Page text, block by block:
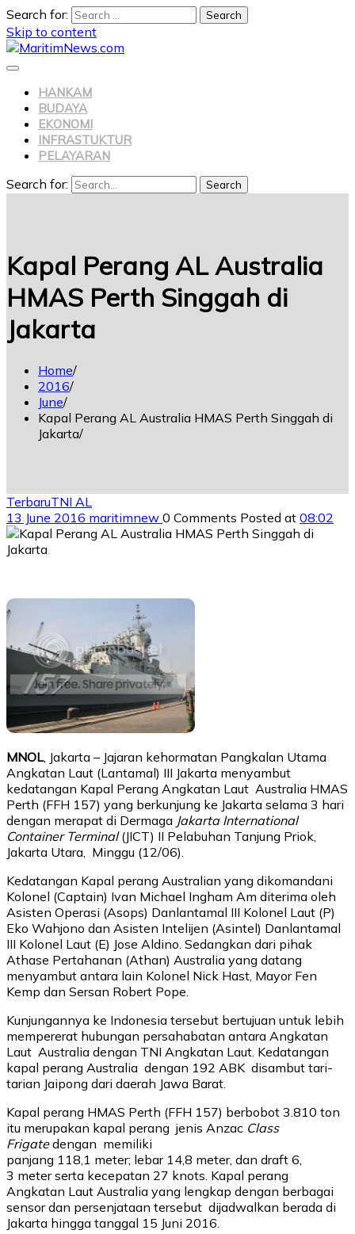
Search for:
Skip to content
HANKAM
BUDAYA
EKONOMI
INFRASTUKTUR
PELAYARAN
Search for: Search
Kapal Perang AL Australia
HMAS Perth Singgah di
Jakarta
Home
2016
June
Kapal Perang AL Australia HMAS Perth Singgah di
Jakarta
TerbaruTNI AL
13 June 2016 maritimnew 0 Comments Posted at 08:02
MNOL, Jakarta – Jajaran kehormatan Pangkalan Utama
Angkatan Laut (Lantamal) III Jakarta menyambut
kedatangan Kapal Perang Angkatan Laut Australia HMAS
Perth (FFH 157) yang berkunjung ke Jakarta selama 3 hari
dengan merapat di Dermaga Jakarta International
Container Terminal(JICT) II Pelabuhan Tanjung Priok,
Jakarta Utara, Minggu (12/06).
Kedatangan Kapal perang Australian yang dikomandani
Kolonel (Captain) Ivan Michael Ingham Am diterima oleh
Asisten Operasi (Asops) Danlantamal III Kolonel Laut (P)
Eko Wahjono dan Asisten Intelijen (Asintel) Danlantamal
III Kolonel Laut (E) Jose Aldino. Sedangkan dari pihak
Athase Pertahanan (Athan) Australia yang datang
menyambut antara lain Kolonel Nick Hast, Mayor Fen
Kemp dan Sersan Robert Pope.
Kunjungannya ke Indonesia tersebut bertujuan untuk lebih
mempererat hubungan persahabatan antara Angkatan
Laut Australia dengan TNI Angkatan Laut. Kedatangan
kapal perang Australia dengan 192 ABK disambut tari-
tarian Jaipong dari daerah Jawa Barat.
Kapal perang HMAS Perth (FFH 157) berbobot 3.810 ton
itu merupakan kapal perang jenis Anzac Class
Frigatedengan memiliki
panjang 118,1 meter; lebar 14,8 meter, dan draft 6,
3 meter serta kecepatan 27 knots. Kapal perang
Angkatan Laut Australia yang lengkap dengan berbagai
sensor dan persenjataan tersebut dijadwalkan berada di
Jakarta hingga tanggal 15 Juni 2016.